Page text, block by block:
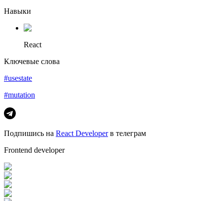
Навыки
React
Ключевые слова
#usestate
#mutation
Подпишись на React Developerв телеграм
Frontend developer